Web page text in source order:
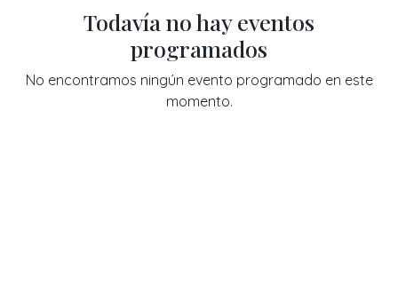
Todavía no hay eventos
programados
No encontramos ningún evento programado en este
momento.